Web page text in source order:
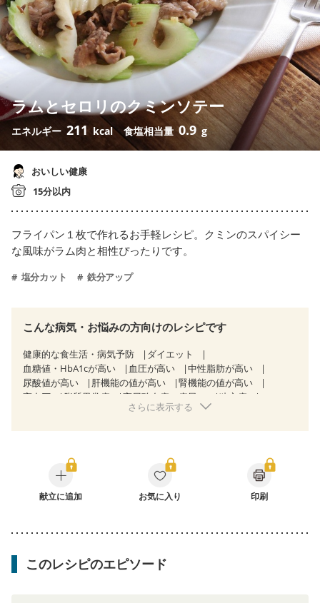
ラムとセロリのクミンソテー
エネルギー 211 kcal 食塩相当量 0.9 g
おいしい健康
15分以内
フライパン１枚で作れるお手軽レシピ。クミンのスパイシー
な風味がラム肉と相性ぴったりです。
塩分カット 鉄分アップ
こんな病気・お悩みの方向けのレシピです
健康的な食生活・病気予防
ダイエット
血糖値・HbA1cが高い
血圧が高い
中性脂肪が高い
尿酸値が高い
肝機能の値が高い
腎機能の値が高い
高血圧
脂質異常症 高尿酸血症（痛風）
狭心症
心不全 胃ポリープ
乳がん（ホルモン療法中）
乳がん（放射線治療中）
乳がん治療を終えた方・経過観察中の方など
飲み込みにくい
食欲がない 産後（ミルク）
骨折
さらに表示する
献立に追加 お気に入り 印刷
このレシピのエピソード